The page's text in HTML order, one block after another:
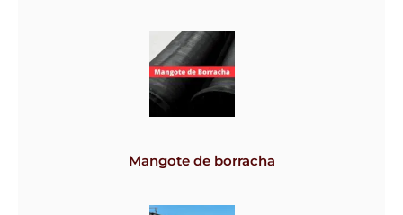
Mangote de borracha